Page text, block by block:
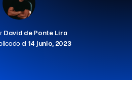
David de Ponte Lira
el 14 junio, 2023